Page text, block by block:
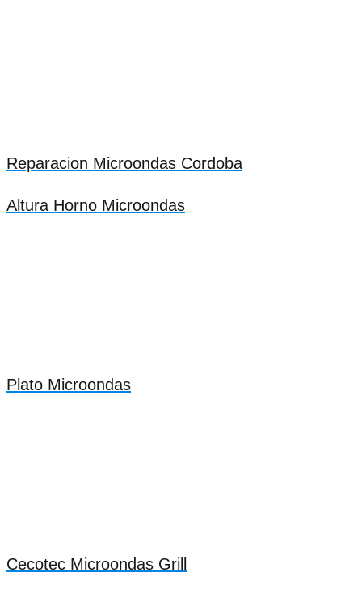
Reparacion Microondas Cordoba
Altura Horno Microondas
Plato Microondas
Cecotec Microondas Grill